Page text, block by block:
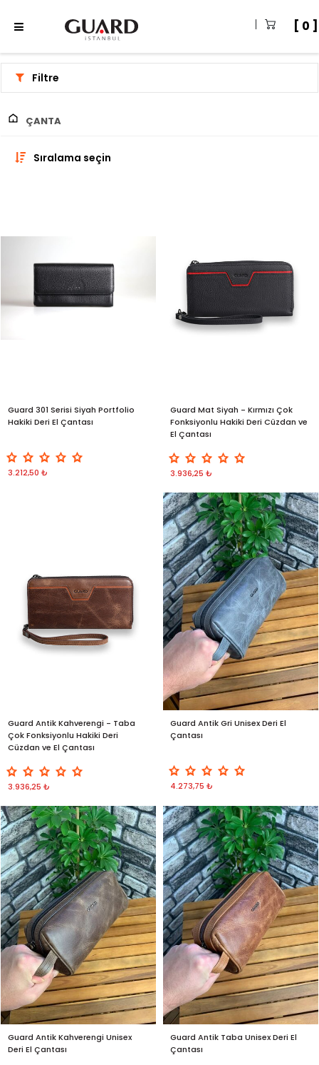
0
Filtre
ÇANTA
Sıralama seçin
Guard 301 Serisi Siyah Portfolio
Hakiki Deri El Çantası
3.212,50 ₺
Guard Mat Siyah - Kırmızı Çok
Fonksiyonlu Hakiki Deri Cüzdan ve
El Çantası
3.936,25 ₺
Guard Antik Kahverengi - Taba
Çok Fonksiyonlu Hakiki Deri
Cüzdan ve El Çantası
3.936,25 ₺
Guard Antik Gri Unisex Deri El
Çantası
4.273,75 ₺
Guard Antik Kahverengi Unisex
Deri El Çantası
Guard Antik Taba Unisex Deri El
Çantası